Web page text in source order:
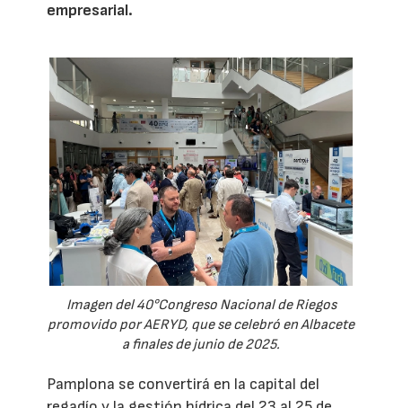
empresarial.
Imagen del 40°Congreso Nacional de Riegos
promovido por AERYD, que se celebró en Albacete
a finales de junio de 2025.
Pamplona se convertirá en la capital del